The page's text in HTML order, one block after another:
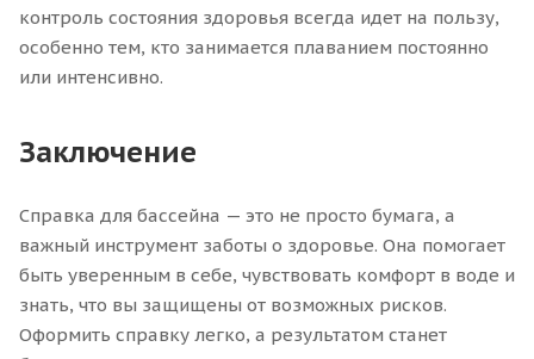
контроль состояния здоровья всегда идет на пользу,
особенно тем, кто занимается плаванием постоянно
или интенсивно.
Заключение
Справка для бассейна — это не просто бумага, а
важный инструмент заботы о здоровье. Она помогает
быть уверенным в себе, чувствовать комфорт в воде и
знать, что вы защищены от возможных рисков.
Оформить справку легко, а результатом станет